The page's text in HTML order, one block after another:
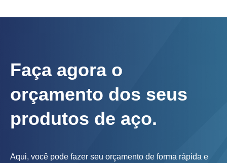
Faça agora o
orçamento dos seus
produtos de aço.
Aqui, você pode fazer seu orçamento de forma rápida e